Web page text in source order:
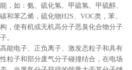
，如：氨、硫化氢、甲硫氢、甲硫醇、
和苯乙烯，硫化物H2S、VOC类，苯、
，使有机或无机高分子恶臭化合物分子
。
能电子、正负离子、激发态粒子和具有
粒子和部分废气分子碰撞结合，在电场